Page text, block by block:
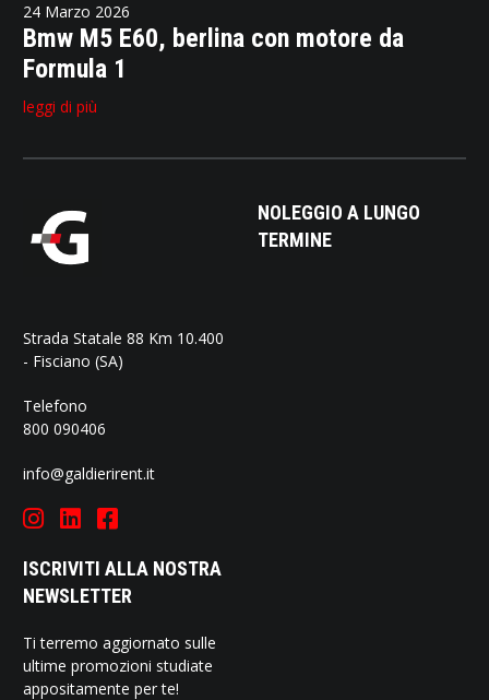
24 Marzo 2026
Bmw M5 E60, berlina con motore da
Formula 1
leggi di più
Strada Statale 88 Km 10.400
- Fisciano (SA)
Telefono
800 090406
info@galdierirent.it
ISCRIVITI ALLA NOSTRA
NEWSLETTER
Ti terremo aggiornato sulle
ultime promozioni studiate
appositamente per te!
NOLEGGIO A LUNGO
TERMINE